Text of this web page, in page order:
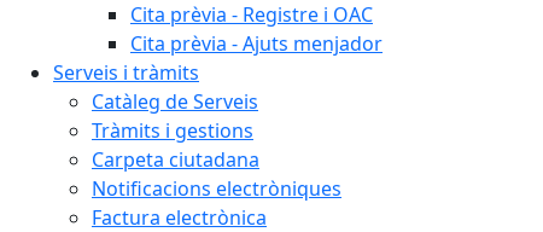
Cita prèvia - Registre i OAC
Cita prèvia - Ajuts menjador
Serveis i tràmits
Catàleg de Serveis
Tràmits i gestions
Carpeta ciutadana
Notificacions electròniques
Factura electrònica